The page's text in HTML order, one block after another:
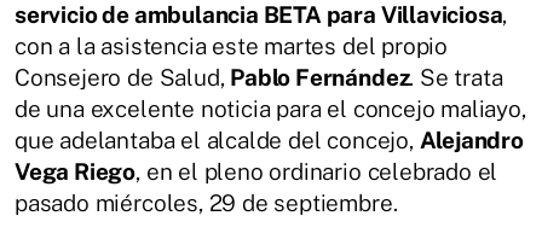
servicio de ambulancia BETA para Villaviciosa,
con a la asistencia este martes del propio
Consejero de Salud, Pablo Fernández. Se trata
de una excelente noticia para el concejo maliayo,
que adelantaba el alcalde del concejo, Alejandro
Vega Riego, en el pleno ordinario celebrado el
pasado miércoles, 29 de septiembre.